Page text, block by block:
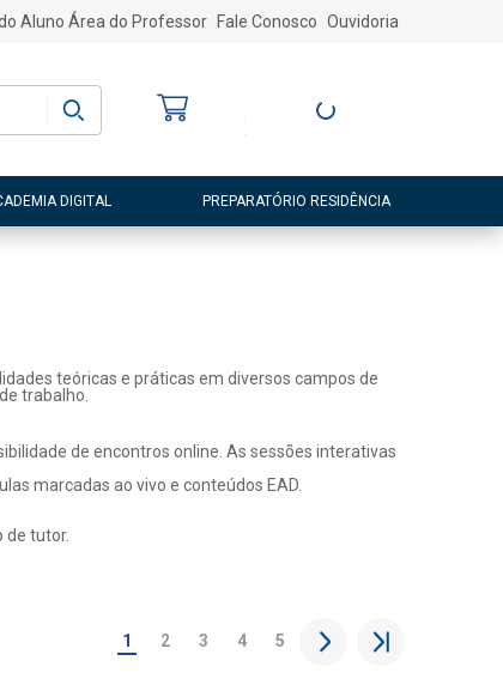
Aluno Área do Professor Fale Conosco Ouvidoria
Entre ou Cadastre-
DIGITAL PREPARATÓRIO RESIDÊNCIA
teóricas e práticas em diversos campos de
trabalho.
de encontros online. As sessões interativas
marcadas ao vivo e conteúdos EAD.
de tutor.
1 2 3 4 5